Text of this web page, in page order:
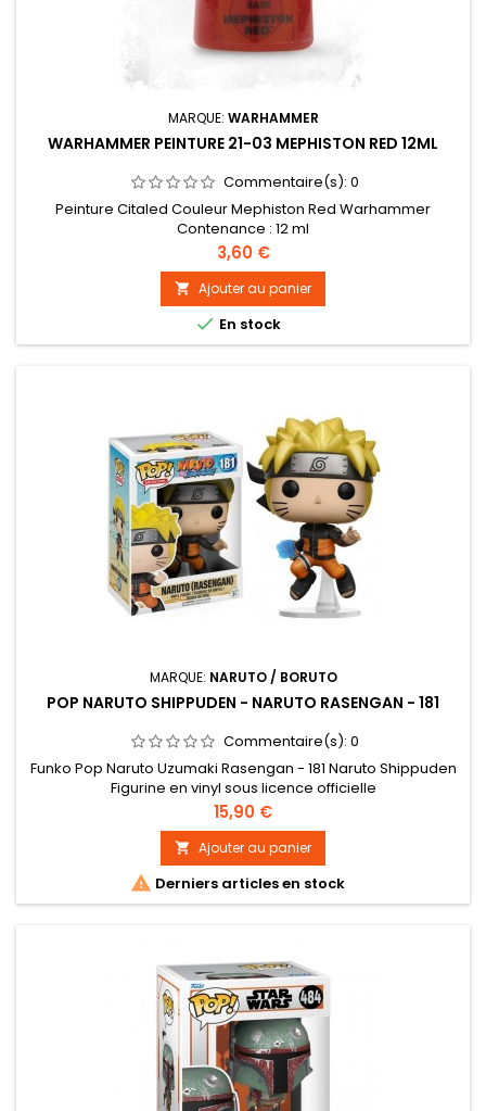
MARQUE: WARHAMMER
WARHAMMER PEINTURE 21-03 MEPHISTON RED 12ML
Commentaire(s): 0
Peinture Citaled Couleur Mephiston Red Warhammer
Contenance : 12 ml
Prix
3,60 €
 Ajouter au panier
 En stock
MARQUE: NARUTO / BORUTO
POP NARUTO SHIPPUDEN - NARUTO RASENGAN - 181
Commentaire(s): 0
Funko Pop Naruto Uzumaki Rasengan - 181 Naruto Shippuden
Figurine en vinyl sous licence officielle
Prix
15,90 €
 Ajouter au panier
 Derniers articles en stock